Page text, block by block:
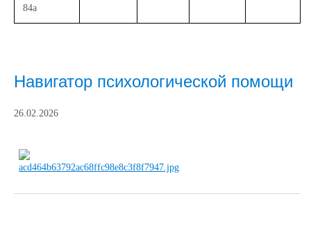
84а
Навигатор психологической помощи
26.02.2026